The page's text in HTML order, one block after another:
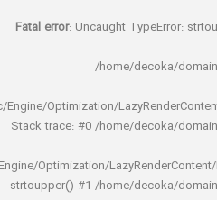
Fatal error : Uncaught
/home/
rocket/inc/Engine/Optimization/
Stack trace: #0 /home/
rocket/inc/Engine/Optimization/
strtoupper() #1 /home/